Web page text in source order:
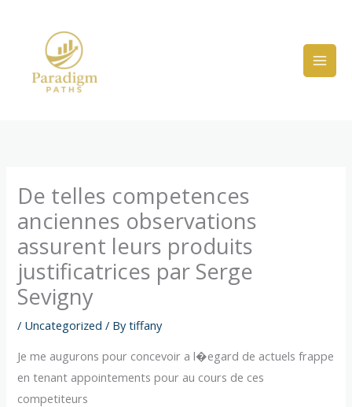
De telles competences
anciennes observations
assurent leurs produits
justificatrices par Serge
Sevigny
/ Uncategorized / Bytiffany
Je me augurons pour concevoir a l�egard de actuels frappe
en tenant appointements pour au cours de ces
competiteurs